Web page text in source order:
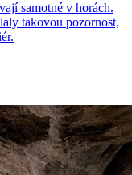
samotné v horách.
takovou pozornost,